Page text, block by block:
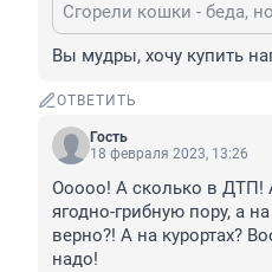
Вы мудры, хочу купить
ОТВЕТИТЬ
Гость
18 февраля 2023, 13:26
Ооооо! А сколько в ДТП!
ягодно-грибную пору, а
верно?! А на курортах?
надо!